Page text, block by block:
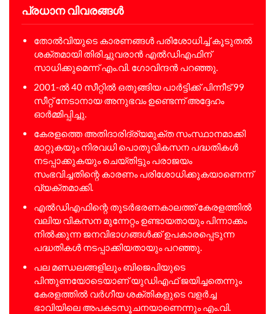
പ്രധാന വിവരങ്ങൾ
തോൽവിയുടെ കാരണങ്ങൾ പരിശോധിച്ച് കൂടുതൽ
ശക്തമായി തിരിച്ചുവരാൻ എൽഡിഎഫിന്
സാധിക്കുമെന്ന് എം.വി. ഗോവിന്ദൻ പറഞ്ഞു.
2001-ൽ 40 സീറ്റിൽ ഒതുങ്ങിയ പാർട്ടിക്ക് പിന്നീട് 99
സീറ്റ് നേടാനായ അനുഭവം ഉണ്ടെന്ന് അദ്ദേഹം
ഓർമ്മിപ്പിച്ചു.
കേരളത്തെ അതിദാരിദ്ര്യമുക്ത സംസ്ഥാനമാക്കി
മാറ്റുകയും നിരവധി പൊതുവികസന പദ്ധതികൾ
നടപ്പാക്കുകയും ചെയ്തിട്ടും പരാജയം
സംഭവിച്ചതിന്റെ കാരണം പരിശോധിക്കുകയാണെന്ന്
വ്യക്തമാക്കി.
എൽഡിഎഫിന്റെ തുടർഭരണകാലത്ത് കേരളത്തിൽ
വലിയ വികസന മുന്നേറ്റം ഉണ്ടായതായും പിന്നാക്കം
നിൽക്കുന്ന ജനവിഭാഗങ്ങൾക്ക് ഉപകാരപ്പെടുന്ന
പദ്ധതികൾ നടപ്പാക്കിയതായും പറഞ്ഞു.
പല മണ്ഡലങ്ങളിലും ബിജെപിയുടെ
പിന്തുണയോടെയാണ് യുഡിഎഫ് ജയിച്ചതെന്നും
കേരളത്തിൽ വർഗീയ ശക്തികളുടെ വളർച്ച
ഭാവിയിലെ അപകടസൂചനയാണെന്നും എം.വി.